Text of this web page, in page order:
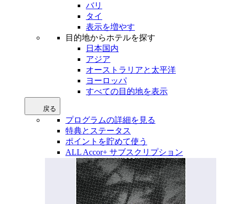
バリ
タイ
表示を増やす
目的地からホテルを探す
日本国内
アジア
オーストラリアと太平洋
ヨーロッパ
すべての目的地を表示
戻る
プログラムの詳細を見る
特典とステータス
ポイントを貯めて使う
ALL Accor+ サブスクリプション